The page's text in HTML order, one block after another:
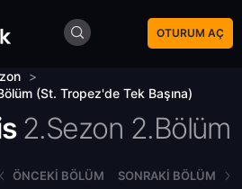
OTURUM AÇ
>
(St. Tropez'de Tek Başına)
2.Sezon 2.Bölüm
ÖNCEKI BÖLÜM SONRAKI BÖLÜM